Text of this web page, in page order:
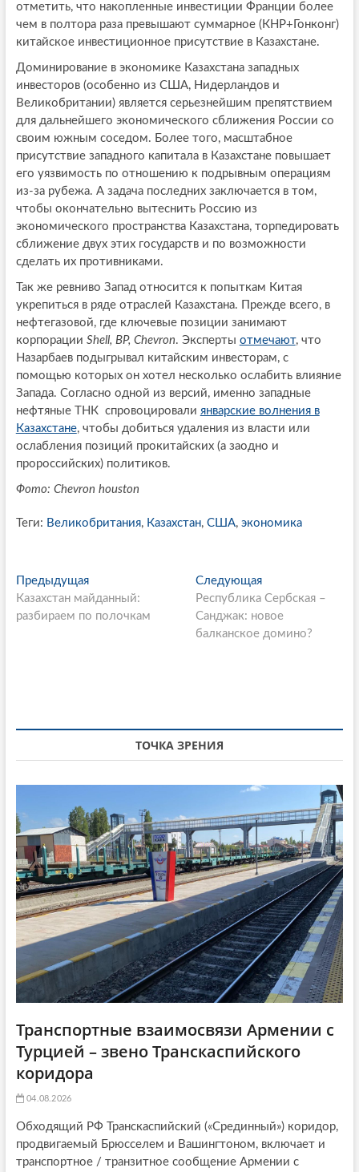
отметить, что накопленные инвестиции Франции более
чем в полтора раза превышают суммарное (КНР+Гонконг)
китайское инвестиционное присутствие в Казахстане.
Доминирование в экономике Казахстана западных
инвесторов (особенно из США, Нидерландов и
Великобритании) является серьезнейшим препятствием
для дальнейшего экономического сближения России со
своим южным соседом. Более того, масштабное
присутствие западного капитала в Казахстане повышает
его уязвимость по отношению к подрывным операциям
из-за рубежа. А задача последних заключается в том,
чтобы окончательно вытеснить Россию из
экономического пространства Казахстана, торпедировать
сближение двух этих государств и по возможности
сделать их противниками.
Так же ревниво Запад относится к попыткам Китая
укрепиться в ряде отраслей Казахстана. Прежде всего, в
нефтегазовой, где ключевые позиции занимают
корпорации Shell, BP, Chevron. Эксперты отмечают, что
Назарбаев подыгрывал китайским инвесторам, с
помощью которых он хотел несколько ослабить влияние
Запада. Согласно одной из версий, именно западные
нефтяные ТНК спровоцировали январские волнения в
Казахстане, чтобы добиться удаления из власти или
ослабления позиций прокитайских (а заодно и
пророссийских) политиков.
Фото: Chevron houston
Теги: Великобритания, Казахстан, США, экономика
P
o
v
i
g
a
t
i
o
n
ПредыдущаяП
р
е
с
т
ь
я
:
Казахстан майданный:
разбираем по полочкам
Следующая
л
е
д
т
ь
я
:
Республика Сербская –
Санджак: новое
балканское домино?
ТОЧКА ЗРЕНИЯ
Транспортные взаимосвязи Армении с
Турцией – звено Транскаспийского
коридора
04.08.2026
Обходящий РФ Транскаспийский («Срединный») коридор,
продвигаемый Брюсселем и Вашингтоном, включает и
транспортное / транзитное сообщение Армении с